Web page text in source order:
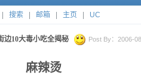
搜索 邮箱 主页 UC
边10大毒小吃全揭秘 Post By：2006-
麻辣烫